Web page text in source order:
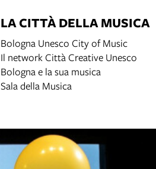
LA CITTÀ DELLA MUSICA
Bologna Unesco City of Music
Il network Città Creative Unesco
Bologna e la sua musica
Sala della Musica